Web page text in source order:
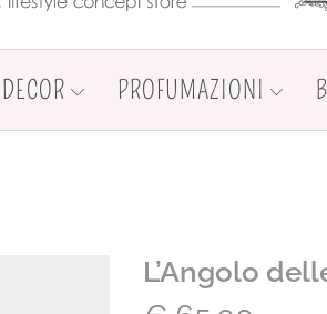
PROFUMAZIONI
L’Angolo